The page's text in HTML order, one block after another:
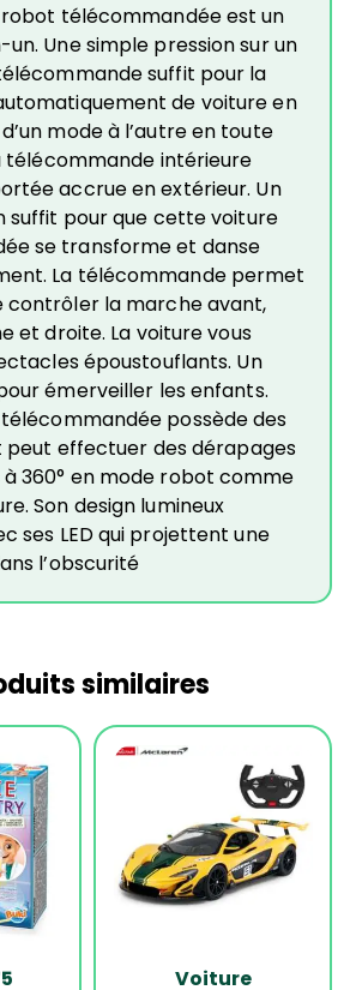
télécommandée est un
Une simple pression sur un
suffit pour la
de voiture en
mode à l’autre en toute
télécommande intérieure
accrue en extérieur. Un
suffit pour que cette voiture
se transforme et danse
La télécommande permet
contrôler la marche avant,
et droite. La voiture vous
époustouflants. Un
émerveiller les enfants.
possède des
peut effectuer des dérapages
360° en mode robot comme
Son design lumineux
ses LED qui projettent une
l’obscurité
similaires
Voiture